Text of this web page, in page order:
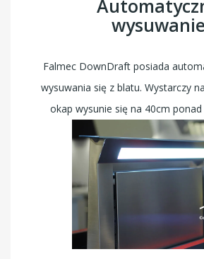
wysuwanie
Falmec DownDraft posiada
wysuwania się z blatu. Wystarczy
okap wysunie się na 40cm